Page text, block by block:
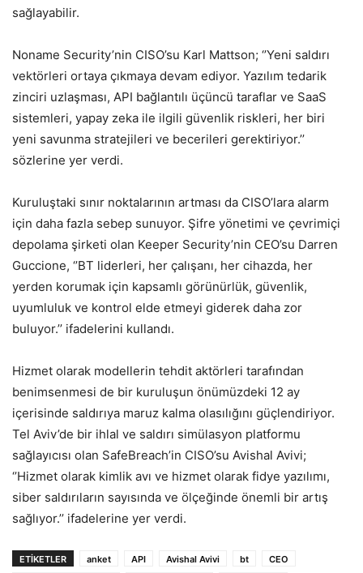
sağlayabilir.
Noname Security’nin CISO’su Karl Mattson; ‘’Yeni saldırı
vektörleri ortaya çıkmaya devam ediyor. Yazılım tedarik
zinciri uzlaşması, API bağlantılı üçüncü taraflar ve SaaS
sistemleri, yapay zeka ile ilgili güvenlik riskleri, her biri
yeni savunma stratejileri ve becerileri gerektiriyor.’’
sözlerine yer verdi.
Kuruluştaki sınır noktalarının artması da CISO’lara alarm
için daha fazla sebep sunuyor. Şifre yönetimi ve çevrimiçi
depolama şirketi olan Keeper Security’nin CEO’su Darren
Guccione, ‘’BT liderleri, her çalışanı, her cihazda, her
yerden korumak için kapsamlı görünürlük, güvenlik,
uyumluluk ve kontrol elde etmeyi giderek daha zor
buluyor.’’ ifadelerini kullandı.
Hizmet olarak modellerin tehdit aktörleri tarafından
benimsenmesi de bir kuruluşun önümüzdeki 12 ay
içerisinde saldırıya maruz kalma olasılığını güçlendiriyor.
Tel Aviv’de bir ihlal ve saldırı simülasyon platformu
sağlayıcısı olan SafeBreach’in CISO’su Avishal Avivi;
‘’Hizmet olarak kimlik avı ve hizmet olarak fidye yazılımı,
siber saldırıların sayısında ve ölçeğinde önemli bir artış
sağlıyor.’’ ifadelerine yer verdi.
ETIKETLER anket API Avishal Avivi bt
CEO